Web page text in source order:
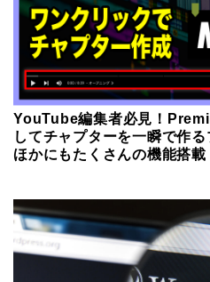
YouTube編集者必見！
してチャプターを一瞬で作
ほかにもたくさんの機能搭載